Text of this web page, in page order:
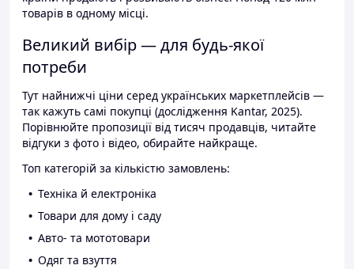
товарів в одному місці.
Великий вибір — для будь-якої
потреби
Тут найнижчі ціни серед українських маркетплейсів —
так кажуть самі покупці (дослідження Kantar, 2025).
Порівнюйте пропозиції від тисяч продавців, читайте
відгуки з фото і відео, обирайте найкраще.
Топ категорій за кількістю замовлень:
Техніка й електроніка
Товари для дому і саду
Авто- та мототовари
Одяг та взуття